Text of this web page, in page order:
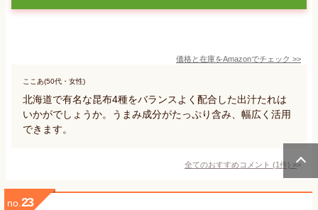
価格と在庫をAmazonでチェック >>
ここあ(50代・女性)
北海道で有名な昆布4種をバランスよく配合した出汁たれは
いかがでしょうか。うまみ成分がたっぷり含み、幅広く活用
できます。
全てのおすすめコメント (1件) >
no. 23